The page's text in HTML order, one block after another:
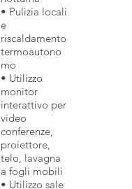
• Pulizia locali
e
riscaldamento
termoautono
mo
• Utilizzo
monitor
interattivo per
video
conferenze,
proiettore,
telo, lavagna
a fogli mobili
• Utilizzo sale